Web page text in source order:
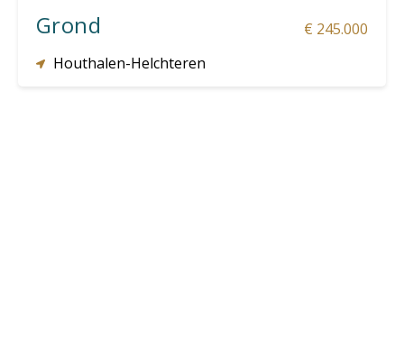
Grond
€ 245.000
Houthalen-Helchteren